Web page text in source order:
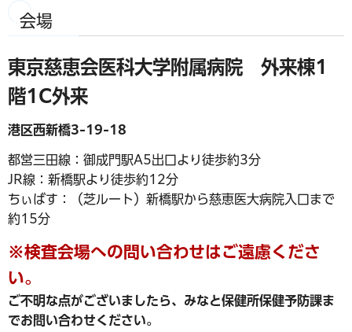
会場
東京慈恵会医科大学附属病院 外来棟1
階1C外来
港区西新橋3-19-18
都営三田線：御成門駅A5出口より徒歩約3分
JR線：新橋駅より徒歩約12分
ちぃばす：（芝ルート）新橋駅から慈恵医大病院入口まで
約15分
※検査会場への問い合わせはご遠慮くださ
い。
ご不明な点がございましたら、みなと保健所保健予防課ま
でお問い合わせください。